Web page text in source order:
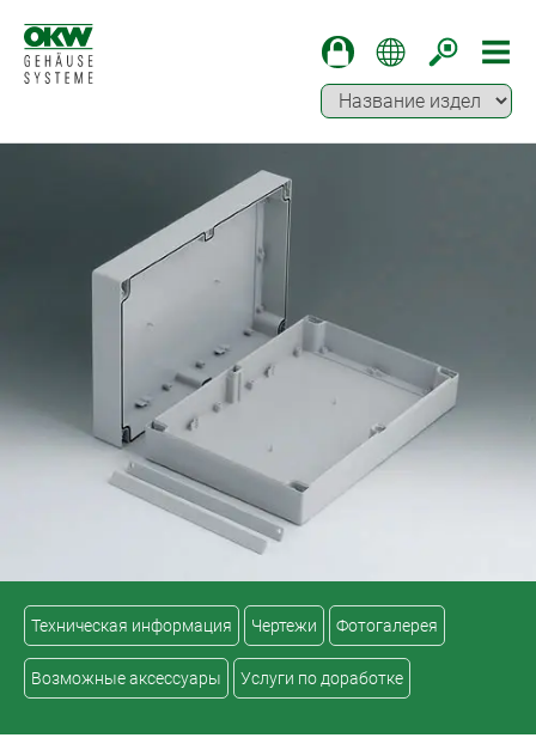
Техническая информация Чертежи Фотогалерея
Возможные аксессуары Услуги по доработке